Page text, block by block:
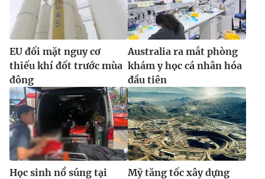
® Cấm sao chép dưới mọi hình thức nếu không có sự chấp
thuận bằng văn bản. Ghi rõ nguồn VTV.vn khi phát hành lại
thông tin từ website này.
EU đối mặt nguy cơ
thiếu khí đốt trước mùa
đông
Australia ra mắt phòng
khám y học cá nhân hóa
đầu tiên
Học sinh nổ súng tại
Mỹ tăng tốc xây dựng